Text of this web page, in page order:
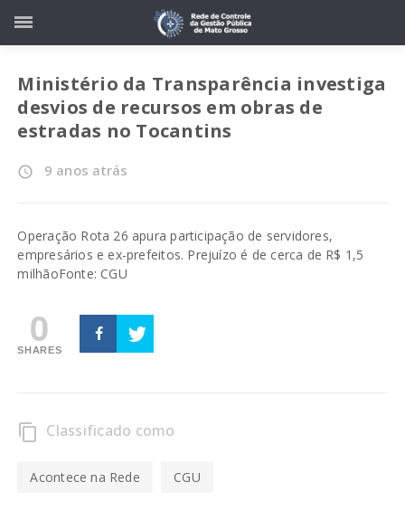
Ministério da Transparência investiga
desvios de recursos em obras de
estradas no Tocantins
access_time 9 anos atrás
Operação Rota 26 apura participação de servidores,
empresários e ex-prefeitos. Prejuízo é de cerca de R$ 1,5
milhãoFonte: CGU
0
SHARES
content_copy Classificado como
Acontece na Rede CGU